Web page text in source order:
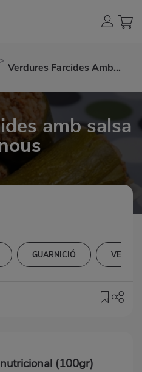
>
Verdures Farcides Amb
amb salsa
GUARNICIÓ
(100gr)